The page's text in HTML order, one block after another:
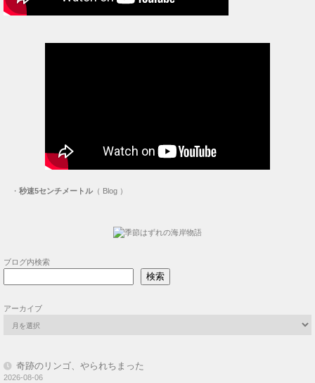
・ 秒速5センチメートル（ Blog ）
ブログ内検索
検索
アーカイブ
奇跡のリンゴ、やられちまった
2026-08-06